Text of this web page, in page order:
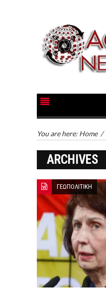
You are here: Home /
ARCHIVES
ΓΕΩΠΟΛΙΤΙΚΗ